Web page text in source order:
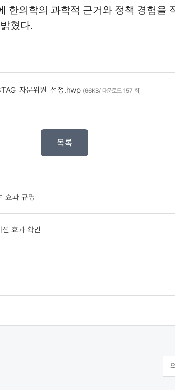
한의학의 과학적 근거와 정책 경험을
혔다.
자문위원_선정.hwp (66KB/ 다운로드 157 회)
목록
효과 규명
효과 확인